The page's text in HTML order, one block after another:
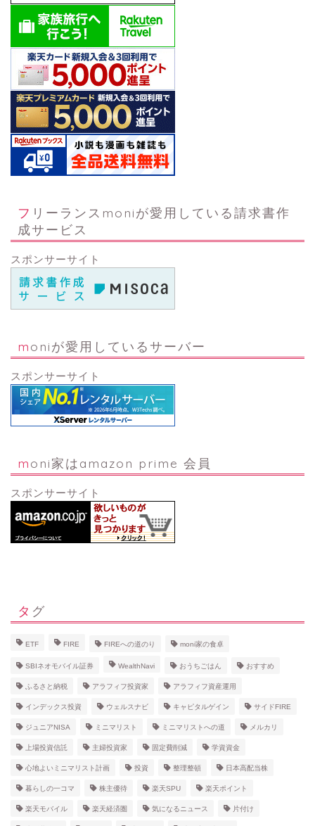
フリーランスmoniが愛用している請求書作
成サービス
スポンサーサイト
moniが愛用しているサーバー
スポンサーサイト
moni家はamazon prime 会員
スポンサーサイト
タグ
ETF FIRE FIREへの道のり moni家の食卓
SBIネオモバイル証券 WealthNavi おうちごはん おすすめ
ふるさと納税 アラフィフ投資家 アラフィフ資産運用
インデックス投資 ウェルスナビ キャピタルゲイン サイドFIRE
ジュニアNISA ミニマリスト ミニマリストへの道 メルカリ
上場投資信託 主婦投資家 固定費削減 学資資金
心地よいミニマリスト計画 投資 整理整頓 日本高配当株
暮らしの一コマ 株主優待 楽天SPU 楽天ポイント
楽天モバイル 楽天経済圏 気になるニュース 片付け